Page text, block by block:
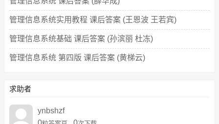
管理信息系统实用教程 课后答案 (王恩波 王若宾)
管理信息系统基础 课后答案 (孙滨丽 杜冻)
管理信息系统 第四版 课后答案 (黄梯云)
求助者
ynbshzf